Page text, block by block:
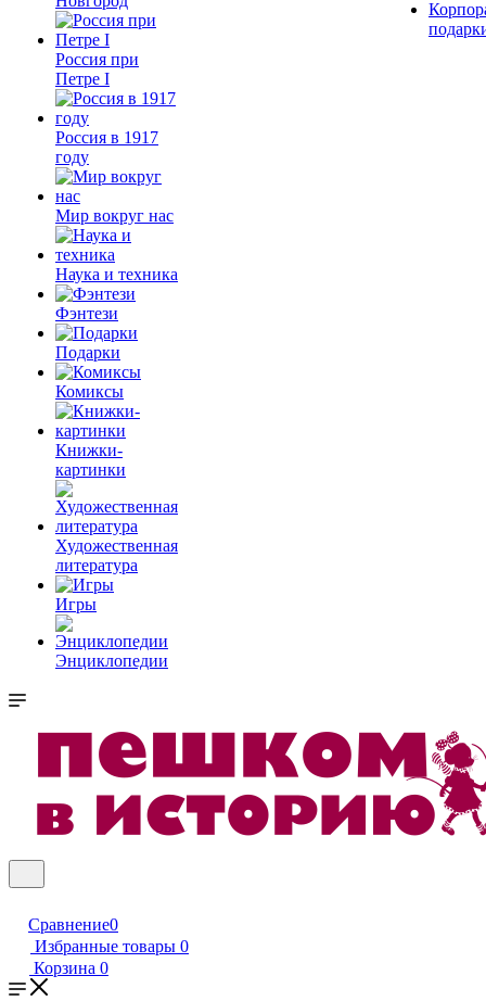
Россия при
Петре I
Россия в 1917
году
Мир вокруг нас
Наука и техника
Фэнтези
Подарки
Комиксы
Книжки-
картинки
Художественная
литература
Игры
Энциклопедии
Сравнение0
Избранные товары 0
Корзина 0